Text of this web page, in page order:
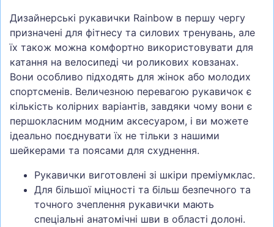
Дизайнерські рукавички Rainbow в першу чергу
призначені для фітнесу та силових тренувань, але
їх також можна комфортно використовувати для
катання на велосипеді чи роликових ковзанах.
Вони особливо підходять для жінок або молодих
спортсменів. Величезною перевагою рукавичок є
кількість колірних варіантів, завдяки чому вони є
першокласним модним аксесуаром, і ви можете
ідеально поєднувати їх не тільки з нашими
шейкерами та поясами для схуднення.
Рукавички виготовлені зі шкіри преміумклас.
Для більшої міцності та більш безпечного та
точного зчеплення рукавички мають
спеціальні анатомічні шви в області долоні.